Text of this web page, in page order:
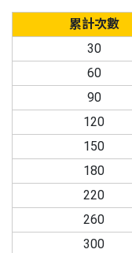
累計次數
30
60
90
120
150
180
220
260
300